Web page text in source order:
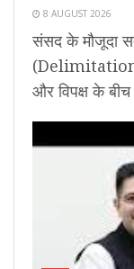
8 AUGUST 2026
संसद के मौजूदा
(Delimitation
और विपक्ष के